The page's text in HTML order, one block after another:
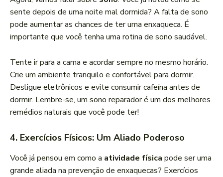
sente depois de uma noite mal dormida? A falta de sono
pode aumentar as chances de ter uma enxaqueca. É
importante que você tenha uma rotina de sono saudável.
Tente ir para a cama e acordar sempre no mesmo horário.
Crie um ambiente tranquilo e confortável para dormir.
Desligue eletrônicos e evite consumir cafeína antes de
dormir. Lembre-se, um sono reparador é um dos melhores
remédios naturais que você pode ter!
4. Exercícios Físicos: Um Aliado Poderoso
Você já pensou em como a atividade física pode ser uma
grande aliada na prevenção de enxaquecas? Exercícios